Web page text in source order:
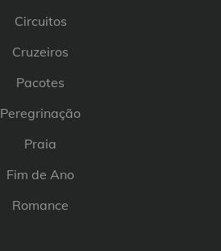
Circuitos
Cruzeiros
Pacotes
Peregrinação
Praia
Fim de Ano
Romance